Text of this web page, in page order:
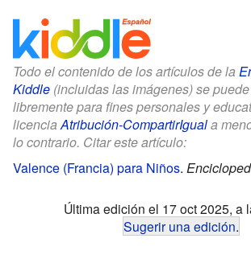
Todo el contenido de los artículos de la
Kiddle (incluidas las imágenes) se
libremente para fines personales y
licenciaAtribución-CompartirIguala
lo contrario. Citar este artículo:
Valence (Francia) para Niños.
Última edición el 17 oct 2025, a
Sugerir una edición.